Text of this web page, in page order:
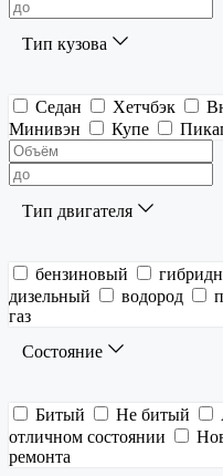
Тип кузова
Седан Хетчбэк
Минивэн
Купе
Тип двигателя
бензиновый
дизельный
водород
газ
Состояние
Битый Не битый
отличном состоянии
ремонта